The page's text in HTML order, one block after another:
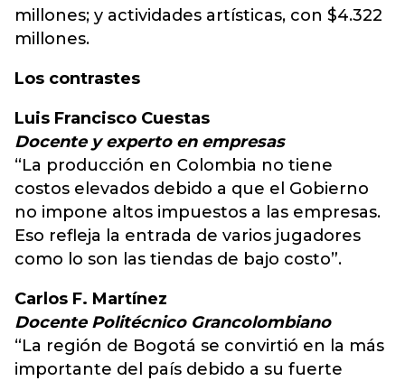
millones; y actividades artísticas, con $4.322
millones.
Los contrastes
Luis Francisco Cuestas
Docente y experto en empresas
“La producción en Colombia no tiene
costos elevados debido a que el Gobierno
no impone altos impuestos a las empresas.
Eso refleja la entrada de varios jugadores
como lo son las tiendas de bajo costo”.
Carlos F. Martínez
Docente Politécnico Grancolombiano
“La región de Bogotá se convirtió en la más
importante del país debido a su fuerte